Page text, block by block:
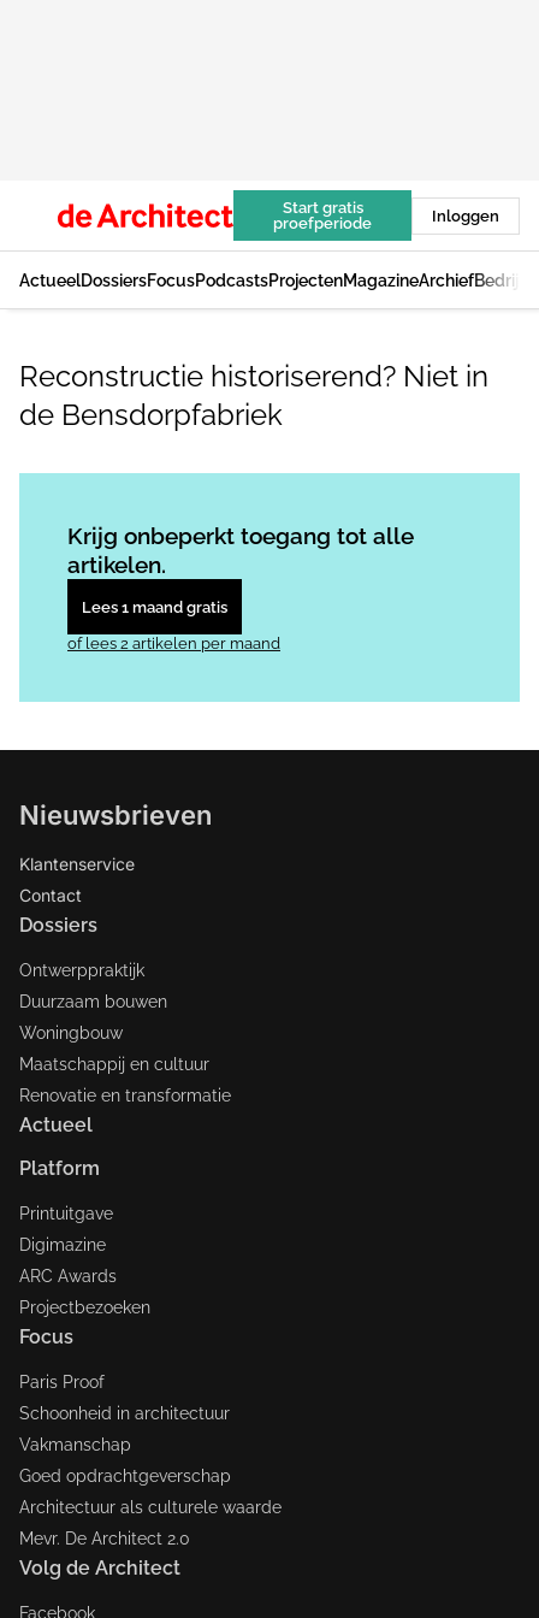
Start gratis
proefperiode
Inloggen
ActueelDossiersFocusPodcastsProjectenMagazineArchief
Reconstructie historiserend? Niet in
de Bensdorpfabriek
Krijg onbeperkt toegang tot alle
artikelen.
Lees 1 maand gratis
of lees 2 artikelen per maand
Nieuwsbrieven
Klantenservice
Contact
Dossiers
Ontwerppraktijk
Duurzaam bouwen
Woningbouw
Maatschappij en cultuur
Renovatie en transformatie
Actueel
Platform
Printuitgave
Digimazine
ARC Awards
Projectbezoeken
Focus
Paris Proof
Schoonheid in architectuur
Vakmanschap
Goed opdrachtgeverschap
Architectuur als culturele waarde
Mevr. De Architect 2.0
Volg de Architect
Facebook